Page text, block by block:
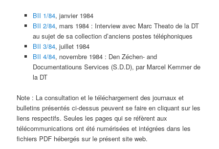
BII 1/84, janvier 1984
BII 2/84, mars 1984 : Interview avec Marc Theato de la DT
au sujet de sa collection d’anciens postes téléphoniques
BII 3/84, juillet 1984
BII 4/84, novembre 1984 : Den Zéchen- and
Documentatiouns Services (S.D.D), par Marcel Kemmer de
la DT
Note : La consultation et le téléchargement des journaux et
bulletins présentés ci-dessus peuvent se faire en cliquant sur les
liens respectifs. Seules les pages qui se réfèrent aux
télécommunications ont été numérisées et intégrées dans les
fichiers PDF hébergés sur le présent site web.